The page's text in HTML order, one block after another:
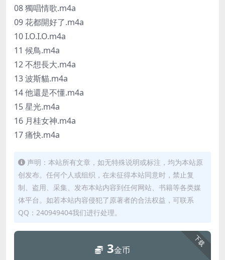
08 獨唱情歌.m4a
09 花都開好了.m4a
10 I.O.I.O.m4a
11 候鳥.m4a
12 不想長大.m4a
13 波斯貓.m4a
14 他還是不懂.m4a
15 星光.m4a
16 月桂女神.m4a
17 痛快.m4a
声明：本站所有文章，如无特殊说明或标注，均为本站原
创发布。任何个人或组织，在未征得本站同意时，禁止复
制、盗用、采集、发布本站内容到任何网站、书籍等各类媒
体平台。如若本站内容侵犯了原著者的合法权益，可联系
QQ：240949404我们进行处理。
下载
3金币